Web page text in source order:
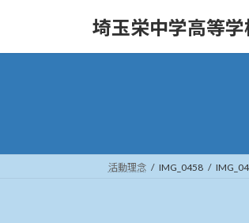
埼玉栄中学高等
活動理念 IMG_0458